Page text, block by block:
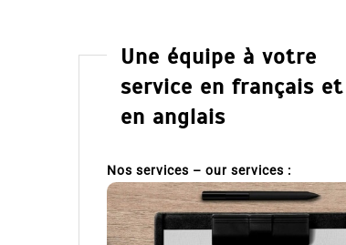
Une équipe à votre
service en français et
en anglais
Nos services – our services :